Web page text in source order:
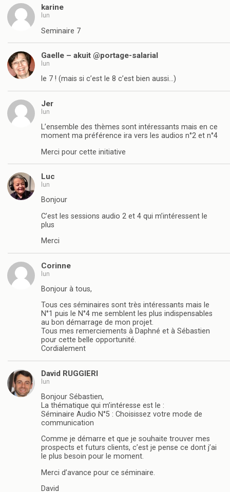
karine
lun
Seminaire 7
Gaelle – akuit @portage-salarial
lun
le 7 ! (mais si c’est le 8 c’est bien aussi…)
Jer
lun
L’ensemble des thèmes sont intéressants mais en ce
moment ma préférence ira vers les audios n°2 et n°4
Merci pour cette initiative
Luc
lun
Bonjour
C’est les sessions audio 2 et 4 qui m’intéressent le
plus
Merci
Corinne
lun
Bonjour à tous,
Tous ces séminaires sont très intéressants mais le
N°1 puis le N°4 me semblent les plus indispensables
au bon démarrage de mon projet.
Tous mes remerciements à Daphné et à Sébastien
pour cette belle opportunité.
Cordialement
David RUGGIERI
lun
Bonjour Sébastien,
La thématique qui m’intéresse est le :
Séminaire Audio N°5 : Choisissez votre mode de
communication
Comme je démarre et que je souhaite trouver mes
prospects et futurs clients, c’est je pense ce dont j’ai
le plus besoin pour le moment.
Merci d’avance pour ce séminaire.
David